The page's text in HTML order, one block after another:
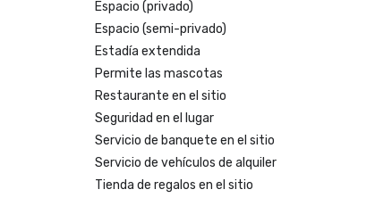
Espacio (privado)
Espacio (semi-privado)
Estadía extendida
Permite las mascotas
Restaurante en el sitio
Seguridad en el lugar
Servicio de banquete en el sitio
Servicio de vehículos de alquiler
Tienda de regalos en el sitio